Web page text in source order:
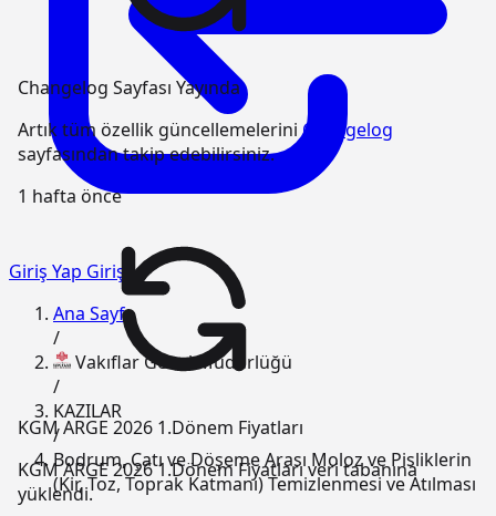
Changelog Sayfası Yayında
Artık tüm özellik güncellemeleriniChangelog
sayfasından takip edebilirsiniz.
1 hafta önce
KGM ARGE 2026 1.Dönem Fiyatları
KGM ARGE 2026 1.Dönem Fiyatları veri tabanına
yüklendi.
Giriş Yap Giriş
Ana Sayfa
/
Vakıflar Genel Müdürlüğü
/
KAZILAR
/
Bodrum, Çatı ve Döşeme Arası Moloz ve Pisliklerin
(Kir, Toz, Toprak Katmanı) Temizlenmesi ve Atılması